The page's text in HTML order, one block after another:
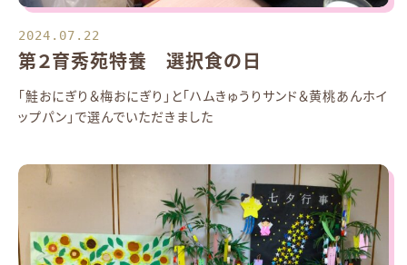
2024.07.22
第２育秀苑特養 選択食の日
「鮭おにぎり＆梅おにぎり」と「ハムきゅうりサンド＆黄桃あんホイ
ップパン」で選んでいただきました